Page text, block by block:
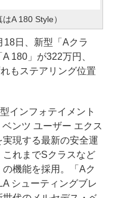
A 180 Style）
日、新型「Aクラ
180」が322万円、
もステアリング位置
インフォテイメント
ンツ ユーザー エクス
現する最新の安全運
れまでSクラスなど
の機能を採用。「Aク
シューティングブレ